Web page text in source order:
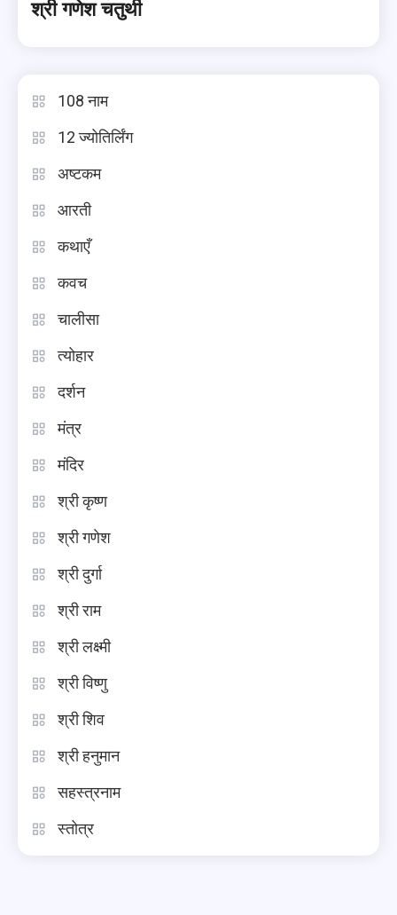
श्री गणेश चतुर्थी
108 नाम
12 ज्योतिर्लिंग
अष्टकम
आरती
कथाएँ
कवच
चालीसा
त्योहार
दर्शन
मंत्र
मंदिर
श्री कृष्ण
श्री गणेश
श्री दुर्गा
श्री राम
श्री लक्ष्मी
श्री विष्णु
श्री शिव
श्री हनुमान
सहस्त्रनाम
स्तोत्र